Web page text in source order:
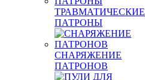
ТРАВМАТИЧЕСКИЕ
ПАТРОНЫ
СНАРЯЖЕНИЕ
ПАТРОНОВ